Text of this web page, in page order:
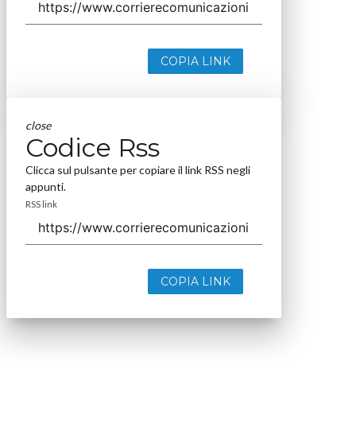
COPIA LINK
close
Codice Rss
Clicca sul pulsante per copiare il link RSS negli
appunti.
RSS link
COPIA LINK